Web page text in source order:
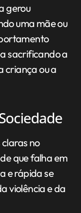
gerou
uma mãe ou
sacrificando a
criança ou a
no
que falha em
e rápida se
violência e da